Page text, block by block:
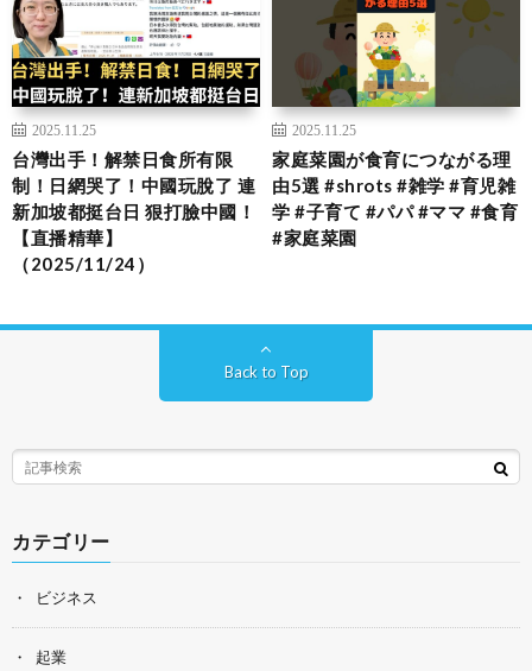
2025.11.25
台灣出手！解禁日食所有限
制！日網哭了！中國玩脫了 連
新加坡都挺台日 狠打臉中國！
【直播精華】
（2025/11/24）
2025.11.25
家庭菜園が食育につながる理
由5選 #shrots #雑学 #育児雑
学 #子育て #パパ #ママ #食育
#家庭菜園
Back to Top
カテゴリー
ビジネス
起業